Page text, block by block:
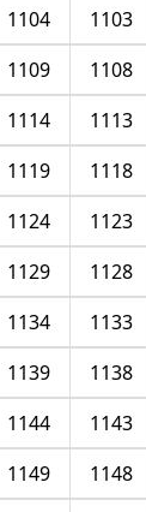
1103
1104
1108
1109
1113
1114
1118
1119
1123
1124
1128
1129
1133
1134
1138
1139
1143
1144
1148
1149